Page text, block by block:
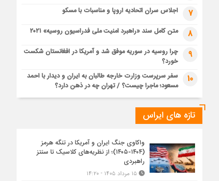
7 اجلاس سران اتحادیه اروپا و مناسبات با مسکو
8 متن کامل سند «راهبرد امنیت ملی فدراسیون روسیه» ۲۰۲۱
9
چرا روسیه در سوریه موفق شد و آمریکا در افغانستان شکست
خورد؟
10
سفر سرپرست وزارت خارجه طالبان به ایران و دیدار با احمد
مسعود؛ ماجرا چیست؟ / تهران چه در ذهن دارد؟
تازه های ایراس
واکاوی جنگ ایران و آمریکا در تنگه هرمز
(۱۴۰۴-۱۴۰۵)؛ از نظریه‌های کلاسیک تا سنتز
راهبردی
۱۵ مرداد ۱۴۰۵ - ۱۴:۲۰